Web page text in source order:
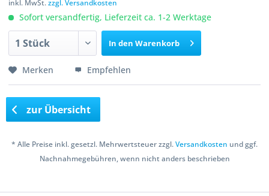
inkl. MwSt.zzgl. Versandkosten
Sofort versandfertig, Lieferzeit ca. 1-2 Werktage
In den Warenkorb
Merken Empfehlen
zur Übersicht
* Alle Preise inkl. gesetzl. Mehrwertsteuer zzgl.Versandkosten und ggf.
Nachnahmegebühren, wenn nicht anders beschrieben